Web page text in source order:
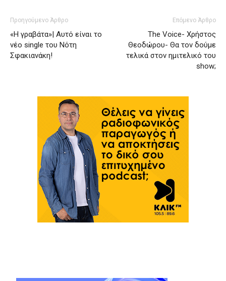
Προηγούμενο Άρθρο
«Η γραβάτα»| Αυτό είναι το
νέο single του Νότη
Σφακιανάκη!
Επόμενο Άρθρο
The Voice- Xρήστος
Θεοδώρου- Θα τον δούμε
τελικά στον ημιτελικό του
show;